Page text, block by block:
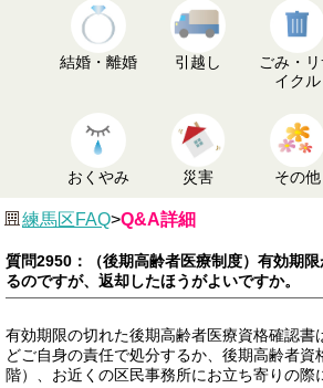
結婚・離婚 引越し
ごみ・
イクル
おくやみ 災害 その他
練馬区FAQ>Q&A詳細
質問2950：（後期高齢者医療制度）有効期
るのですが、返却したほうがよいですか。
有効期限の切れた後期高齢者医療資格確認書
どご自身の責任で処分するか、後期高齢者資
階）、お近くの区民事務所にお立ち寄りの際